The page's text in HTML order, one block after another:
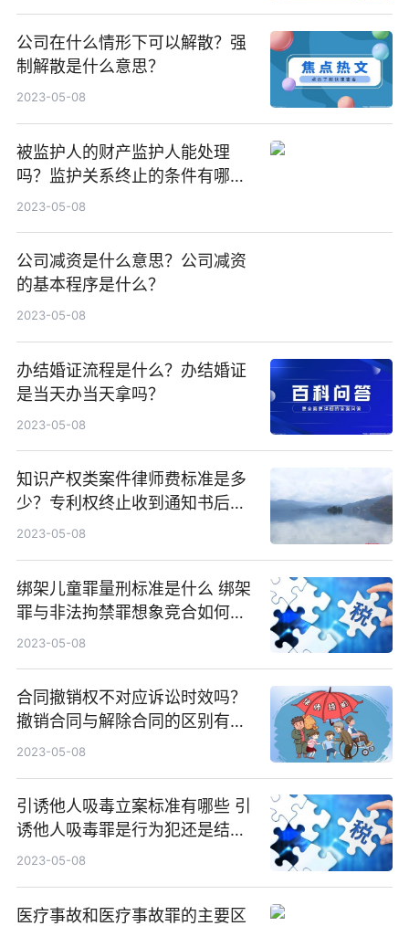
公司在什么情形下可以解散？强
制解散是什么意思？
2023-05-08
被监护人的财产监护人能处理
吗？监护关系终止的条件有哪
些？
2023-05-08
公司减资是什么意思？公司减资
的基本程序是什么？
2023-05-08
办结婚证流程是什么？办结婚证
是当天办当天拿吗？
2023-05-08
知识产权类案件律师费标准是多
少？专利权终止收到通知书后还
能不能恢复？
2023-05-08
绑架儿童罪量刑标准是什么 绑架
罪与非法拘禁罪想象竞合如何处
理方法有哪些？
2023-05-08
合同撤销权不对应诉讼时效吗？
撤销合同与解除合同的区别有什
么？
2023-05-08
引诱他人吸毒立案标准有哪些 引
诱他人吸毒罪是行为犯还是结果
犯？
2023-05-08
医疗事故和医疗事故罪的主要区